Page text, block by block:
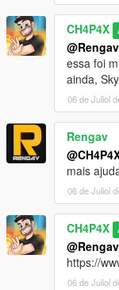
CH4P4X
@Rengav
essa foi
ainda,
06 de Juliol
Rengav
mais
06 de Juliol
CH4P4X
@Rengav
https://
06 de Juliol